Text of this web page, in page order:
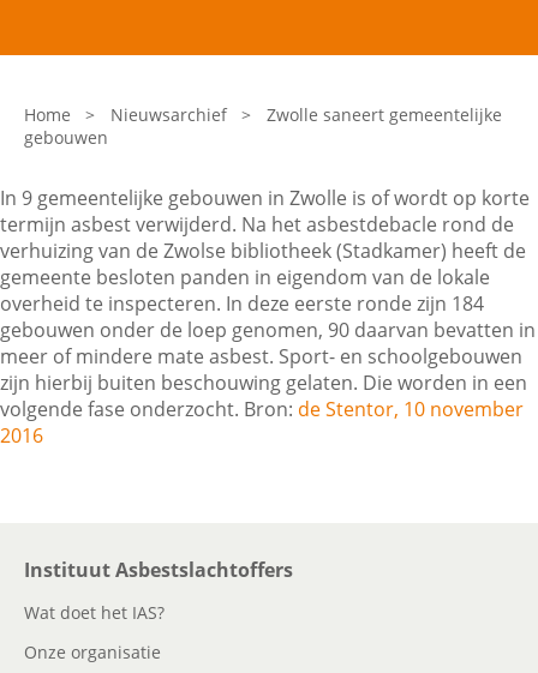
Laatste nieuws
Onze organisatie
Veelgestelde vragen
Contactgegevens
Zoeken
Home > Nieuwsarchief >
Zwolle saneert gemeentelijke
gebouwen
In 9 gemeentelijke gebouwen in Zwolle is of wordt op korte
termijn asbest verwijderd. Na het asbestdebacle rond de
verhuizing van de Zwolse bibliotheek (Stadkamer) heeft de
gemeente besloten panden in eigendom van de lokale
overheid te inspecteren. In deze eerste ronde zijn 184
gebouwen onder de loep genomen, 90 daarvan bevatten in
meer of mindere mate asbest. Sport- en schoolgebouwen
zijn hierbij buiten beschouwing gelaten. Die worden in een
volgende fase onderzocht. Bron: de Stentor, 10 november
2016
Instituut Asbestslachtoffers
Wat doet het IAS?
Onze organisatie